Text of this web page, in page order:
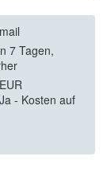
7 Tagen,
- Kosten auf